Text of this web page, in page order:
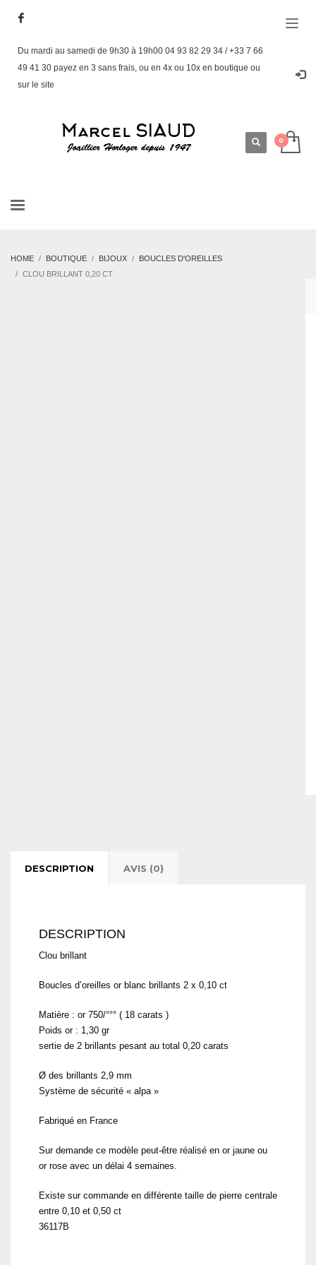
Du mardi au samedi de 9h30 à 19h00 04 93 82 29 34 / +33 7 66
49 41 30 payez en 3 sans frais, ou en 4x ou 10x en boutique ou
sur le site
HOME BOUTIQUE BIJOUX
BOUCLES D'OREILLES
CLOU BRILLANT 0,20 CT
DESCRIPTION AVIS (0)
DESCRIPTION
Clou brillant
Boucles d’oreilles or blanc brillants 2 x 0,10 ct
Matière : or 750/°°° ( 18 carats )
Poids or : 1,30 gr
sertie de 2 brillants pesant au total 0,20 carats
Ø des brillants 2,9 mm
Système de sécurité « alpa »
Fabriqué en France
Sur demande ce modèle peut-être réalisé en or jaune ou
or rose avec un délai 4 semaines.
Existe sur commande en différente taille de pierre centrale
entre 0,10 et 0,50 ct
36117B